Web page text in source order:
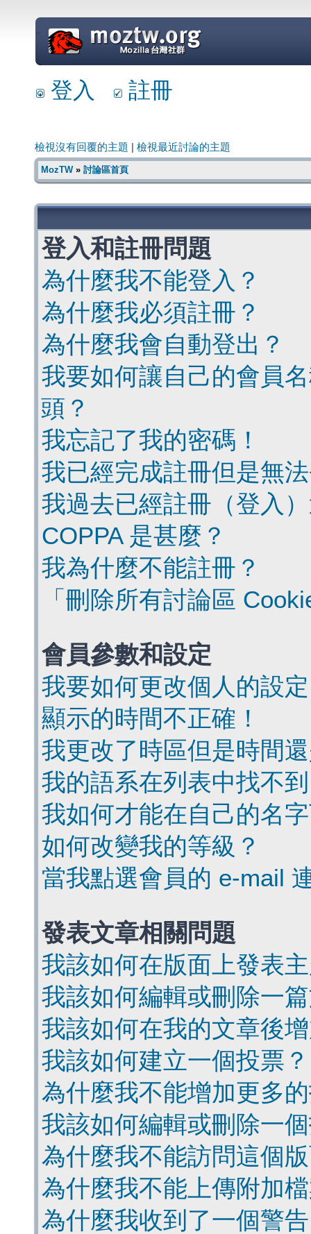
=
登入 註冊
檢視沒有回覆的主題 檢視最近討論的主題
MozTW» 討論區首頁
登入和註冊問題
為什麼我不能登入？
為什麼我必須註冊？
為什麼我會自動登出？
我要如何讓自己的會員
頭？
我忘記了我的密碼！
我已經完成註冊但是無
我過去已經註冊（登入
COPPA 是甚麼？
我為什麼不能註冊？
「刪除所有討論區
會員參數和設定
我要如何更改個人的設
顯示的時間不正確！
我更改了時區但是時間
我的語系在列表中找不
我如何才能在自己的名
如何改變我的等級？
當我點選會員的 e-mail
發表文章相關問題
我該如何在版面上發表
我該如何編輯或刪除一
我該如何在我的文章後
我該如何建立一個投票？
為什麼我不能增加更多
我該如何編輯或刪除一
為什麼我不能訪問這個
為什麼我不能上傳附加
為什麼我收到了一個警